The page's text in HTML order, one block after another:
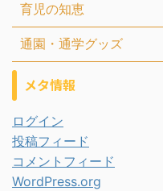
育児の知恵
通園・通学グッズ
メタ情報
ログイン
投稿フィード
コメントフィード
WordPress.org